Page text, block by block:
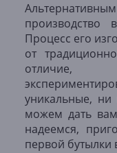
производство
Процесс его
от
отличие,
уникальные,
можем дать вам
надеемся,
первой бутылки